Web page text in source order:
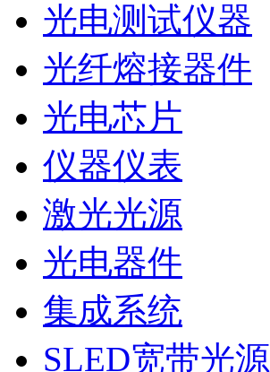
光电测试仪器
光纤熔接器件
光电芯片
仪器仪表
激光光源
光电器件
集成系统
SLED宽带光源